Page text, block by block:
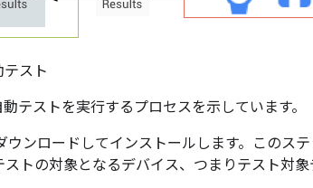
テスト
動テストを実行するプロセスを示しています。
ウンロードしてインストールします。このス
ストの対象となるデバイス、つまりテスト対象